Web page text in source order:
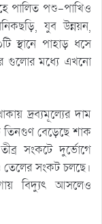
পালিত পশু-পাখিও
যুব উন্নয়ন,
স্থানে পাহাড় ধসে
গুলোর মধ্যে এখনো
দ্রব্যমূল্যের দাম
বেড়েছে শাক
সংকটে দুর্ভোগে
তেলের সংকট চলছে।
বিদ্যুৎ আসলেও